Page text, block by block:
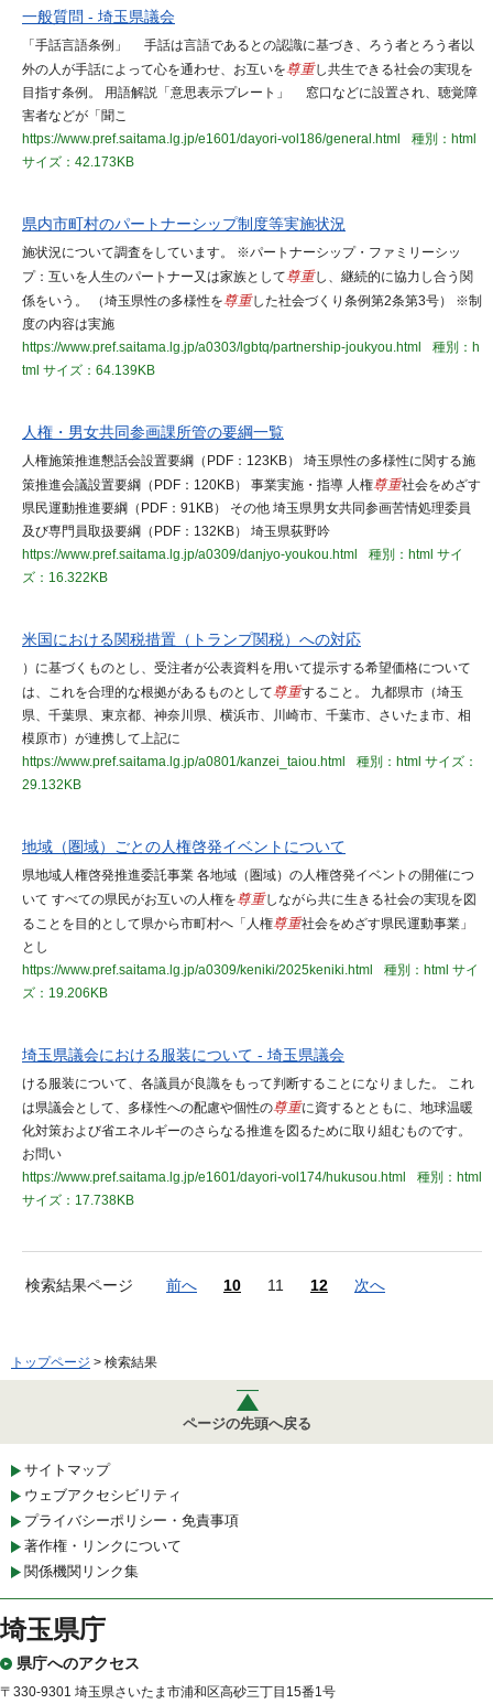
一般質問 - 埼玉県議会
「手話言語条例」 手話は言語であるとの認識に基づき、ろう者とろう者以
外の人が手話によって心を通わせ、お互いを尊重し共生できる社会の実現を
目指す条例。 用語解説「意思表示プレート」 窓口などに設置され、聴覚障
害者などが「聞こ
https://www.pref.saitama.lg.jp/e1601/dayori-vol186/general.html
種別：html
サイズ：42.173KB
県内市町村のパートナーシップ制度等実施状況
施状況について調査をしています。 ※パートナーシップ・ファミリーシッ
プ：互いを人生のパートナー又は家族として尊重し、継続的に協力し合う関
係をいう。 （埼玉県性の多様性を尊重した社会づくり条例第2条第3号） ※制
度の内容は実施
https://www.pref.saitama.lg.jp/a0303/lgbtq/partnership-joukyou.html
種別：h
tml サイズ：64.139KB
人権・男女共同参画課所管の要綱一覧
人権施策推進懇話会設置要綱（PDF：123KB） 埼玉県性の多様性に関する施
策推進会議設置要綱（PDF：120KB） 事業実施・指導 人権尊重社会をめざす
県民運動推進要綱（PDF：91KB） その他 埼玉県男女共同参画苦情処理委員
及び専門員取扱要綱（PDF：132KB） 埼玉県荻野吟
https://www.pref.saitama.lg.jp/a0309/danjyo-youkou.html
種別：html サイ
ズ：16.322KB
米国における関税措置（トランプ関税）への対応
）に基づくものとし、受注者が公表資料を用いて提示する希望価格について
は、これを合理的な根拠があるものとして尊重すること。 九都県市（埼玉
県、千葉県、東京都、神奈川県、横浜市、川崎市、千葉市、さいたま市、相
模原市）が連携して上記に
https://www.pref.saitama.lg.jp/a0801/kanzei_taiou.html
種別：html サイズ：
29.132KB
地域（圏域）ごとの人権啓発イベントについて
県地域人権啓発推進委託事業 各地域（圏域）の人権啓発イベントの開催につ
いて すべての県民がお互いの人権を尊重しながら共に生きる社会の実現を図
ることを目的として県から市町村へ「人権尊重社会をめざす県民運動事業」
とし
https://www.pref.saitama.lg.jp/a0309/keniki/2025keniki.html
種別：html サイ
ズ：19.206KB
埼玉県議会における服装について - 埼玉県議会
ける服装について、各議員が良識をもって判断することになりました。 これ
は県議会として、多様性への配慮や個性の尊重に資するとともに、地球温暖
化対策および省エネルギーのさらなる推進を図るために取り組むものです。
お問い
https://www.pref.saitama.lg.jp/e1601/dayori-vol174/hukusou.html
種別：html
サイズ：17.738KB
検索結果ページ 前へ 10 11 12 次へ
トップページ > 検索結果
ページの先頭へ戻る
サイトマップ
ウェブアクセシビリティ
プライバシーポリシー・免責事項
著作権・リンクについて
関係機関リンク集
埼玉県庁
県庁へのアクセス
〒330-9301 埼玉県さいたま市浦和区高砂三丁目15番1号